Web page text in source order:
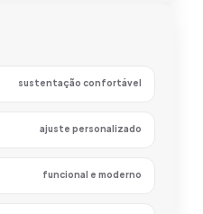
sustentação confortável
ajuste personalizado
funcional e moderno